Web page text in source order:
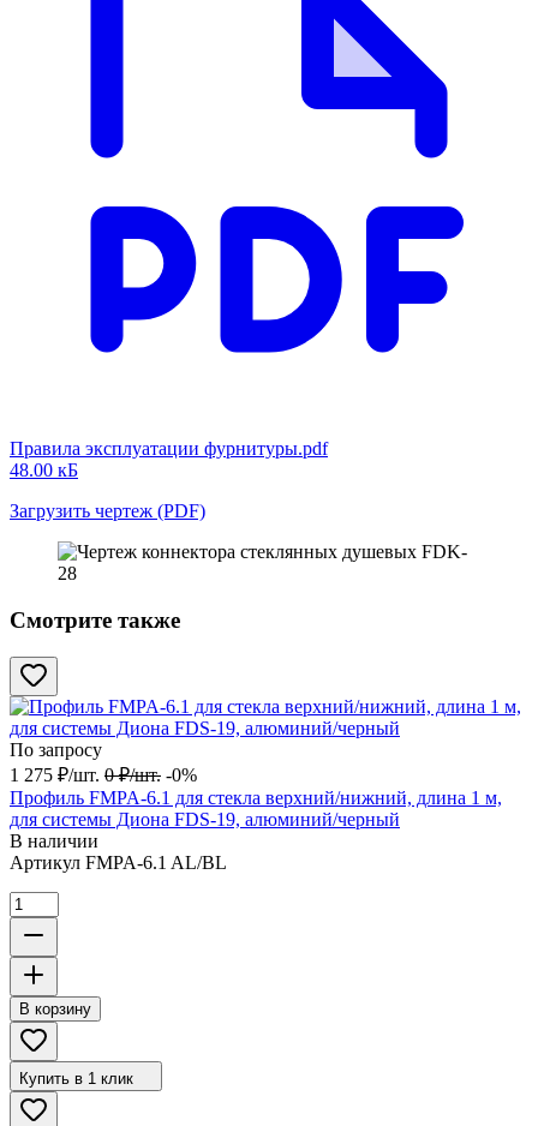
Правила эксплуатации фурнитуры.pdf
48.00 кБ
Загрузить чертеж (PDF)
Смотрите также
По запросу
1 275 ₽/шт. 0 ₽/шт. -0%
Профиль FMPA-6.1 для стекла верхний/нижний, длина 1 м,
для системы Диона FDS-19, алюминий/черный
В наличии
Артикул FMPA-6.1 AL/BL
В корзину
Купить в 1 клик